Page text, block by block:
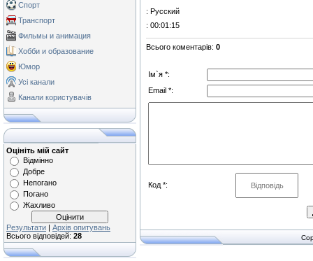
Спорт
Транспорт
Фильмы и анимация
Хобби и образование
Юмор
Усі канали
Канали користувачів
Оцініть мій сайт
Відмінно
Добре
Непогано
Погано
Жахливо
Результати | Архів опитувань
Всього відповідей: 28
: Русский
: 00:01:15
Всього коментарів: 0
Ім`я *:
Email *:
Код *: